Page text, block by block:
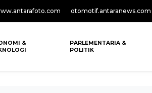
otomotif.antaranews.com
&
PARLEMENTARIA &
POLITIK